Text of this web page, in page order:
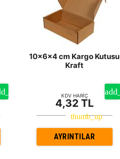
10x6x4 cm Kargo Kutusu
Kraft
KDV HARİÇ
4,32 TL
AYRINTILAR